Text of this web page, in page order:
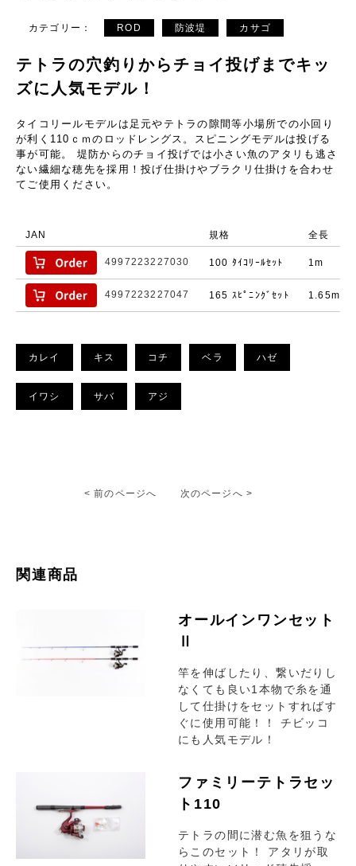
カテゴリー： ROD 防波堤 カサゴ
テトラの穴釣りからチョイ投げまでキッ
ズに人気モデル！
タイコリールモデルは足元やテトラの隙間等小場所での小回り
が利く110ｃｍのロッドレングス。スピニングモデルは投げる
事が可能。 堤防からのチョイ投げでは小さい魚のアタリも逃さ
ない繊細な穂先を採用！投げ仕掛けやブラクリ仕掛けを合わせ
てご使用ください。
JAN 規格 全長
4997223227030 100 ﾀｲｺﾘｰﾙｾｯﾄ 1m
4997223227047 165 ｽﾋﾟﾆﾝｸﾞｾｯﾄ 1.65m
カレイ キス コチ ベラ ハゼ
イワシ サバ アジ
< 前のページへ 次のページへ >
関連商品
オールインワンセット
Ⅱ
竿を伸ばしたり、繋いだりし
なくても良い1本物で糸を通
して仕掛けをセットすればす
ぐに使用可能！！ チビッコ
にも人気モデル！
ファミリーテトラセッ
ト110
テトラの間に潜む魚を狙うな
らこのセット！ アタリが取